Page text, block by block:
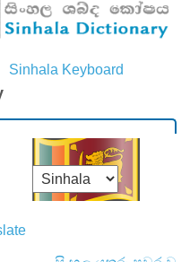
Sinhala Keyboard